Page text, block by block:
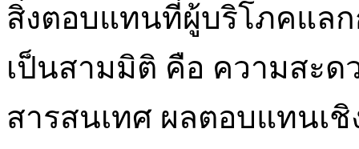
สิ่งตอบแทนที่ผู้บริโภคแล
เป็นสามมิติ คือ ความสะ
สารสนเทศ ผลตอบแทนเ